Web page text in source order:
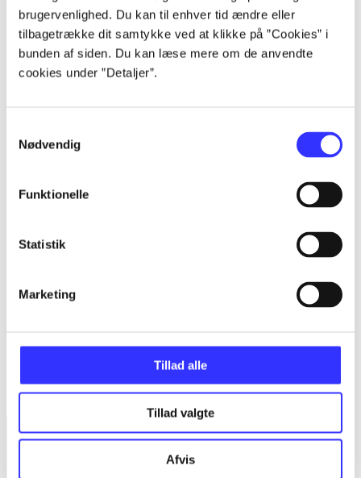
brugervenlighed. Du kan til enhver tid ændre eller
tilbagetrække dit samtykke ved at klikke på ”Cookies” i
bunden af siden. Du kan læse mere om de anvendte
cookies under ”Detaljer”.
Nødvendig
Funktionelle
Statistik
Marketing
Tillad alle
Tillad valgte
Afvis
Tidsskrift
Artiklerne i handler ofte om
Artikler med samme emner
Alle registrerede artikler fordelt på udgivelser
Minder om